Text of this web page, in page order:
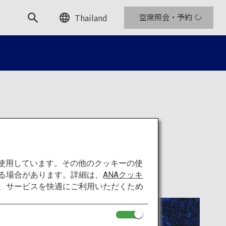
Thailand 空席照会・予約
用しています。その他のクッキーの使
場合があります。詳細は、ANAクッキ
サービスを快適にご利用いただくため